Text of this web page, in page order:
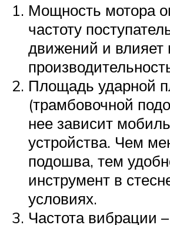
Мощность мотора
частоту
движений и влияет
Площадь ударной
(трамбовочной
нее зависит
устройства. Чем
подошва, тем
инструмент в
условиях.
Частота вибрации